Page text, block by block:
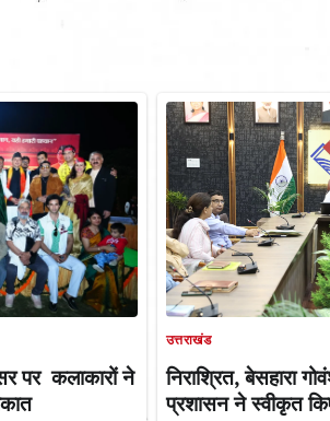
पर कलाकारों ने
उत्तराखंड
निराश्रित, बेसहारा
प्रशासन ने स्वीकृत